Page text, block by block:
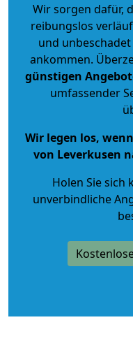
Wir sorgen dafür,
reibungslos
und
ankommen.
günstigen
umfassender
Wir legen los,
von Leverkusen
Holen Sie sich
unverbindliche